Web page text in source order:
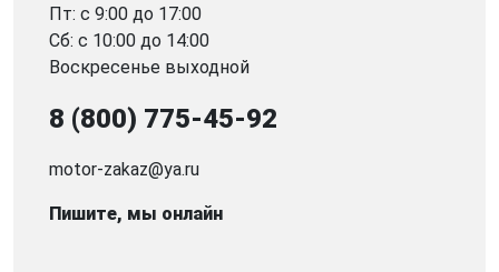
Пт: с 9:00 до 17:00
Сб: с 10:00 до 14:00
Воскресенье выходной
8 (800) 775-45-92
motor-zakaz@ya.ru
Пишите, мы онлайн